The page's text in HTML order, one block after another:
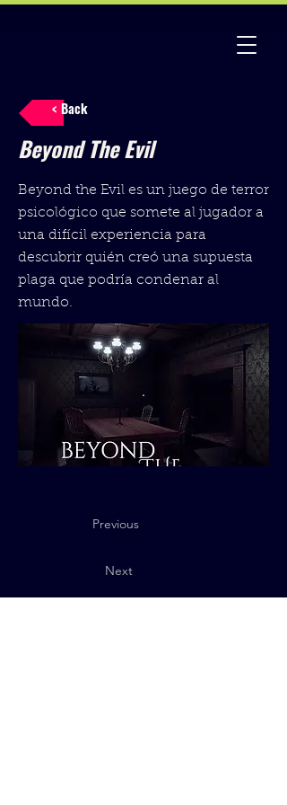
< Back
Beyond The Evil
Beyond the Evil es un juego de terror
psicológico que somete al jugador a
una difícil experiencia para
descubrir quién creó una supuesta
plaga que podría condenar al
mundo.
Previous
Next